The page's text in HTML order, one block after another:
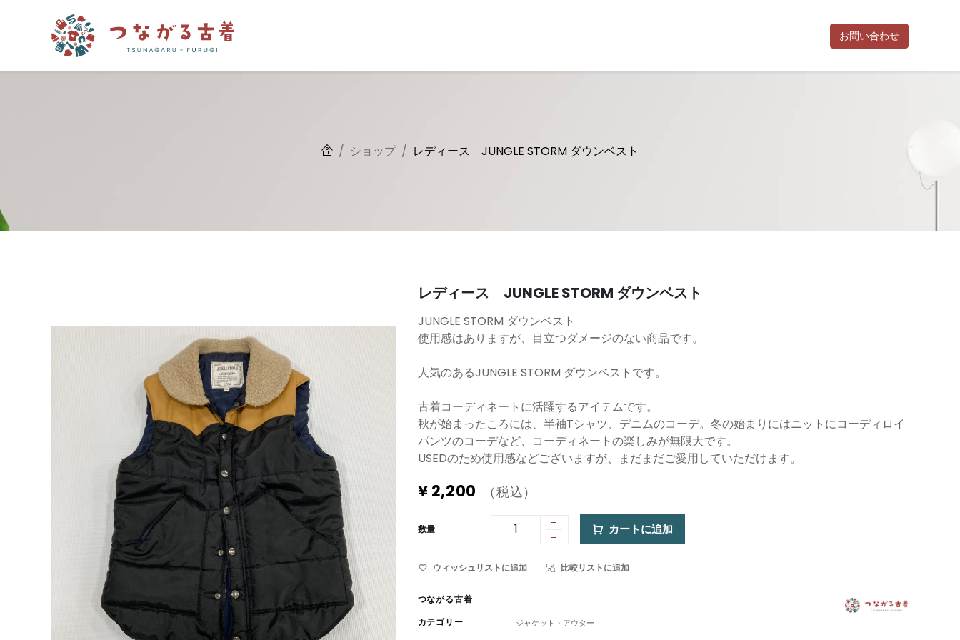
利用規約 ポイント規約
お問い合わせ
ショップ レディース JUNGLE STORM ダウンベスト
レディース JUNGLE STORM ダウンベスト
JUNGLE STORM ダウンベスト
使用感はありますが、目立つダメージのない商品です。
人気のあるJUNGLE STORM ダウンベストです。
古着コーディネートに活躍するアイテムです。
秋が始まったころには、半袖Tシャツ、デニムのコーデ。冬の始まりにはニットにコーディロイ
パンツのコーデなど、コーディネートの楽しみが無限大です。
USEDのため使用感などございますが、まだまだご愛用していただけます。
¥ 2,200 （税込）
数量 カートに追加
比較リストに追加
ウィッシュリストに追加
つながる古着
カテゴリー
ジャケット・アウター